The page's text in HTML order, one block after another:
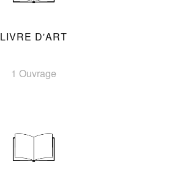
LIVRE D'ART
1 Ouvrage